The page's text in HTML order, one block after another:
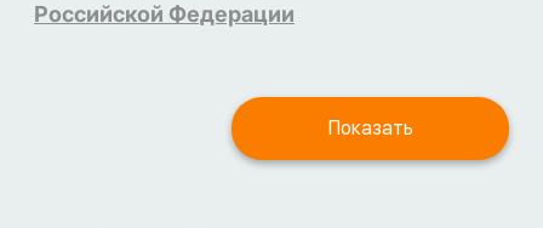
Российской Федерации
Показать